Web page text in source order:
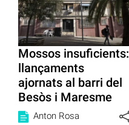
Mossos insuficients:
llançaments
ajornats al barri del
Besòs i Maresme
Anton Rosa